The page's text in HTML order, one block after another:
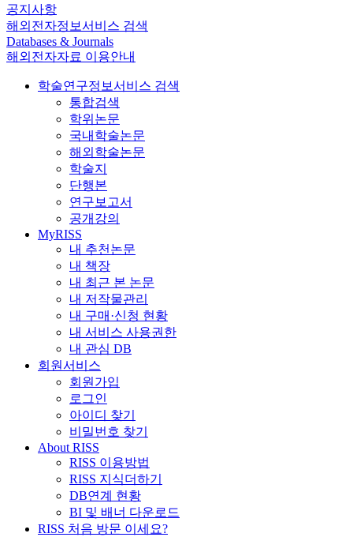
공지사항
해외전자정보서비스 검색
Databases & Journals
해외전자자료 이용안내
학술연구정보서비스 검색
통합검색
학위논문
국내학술논문
해외학술논문
학술지
단행본
연구보고서
공개강의
MyRISS
내 추천논문
내 책장
내 최근 본 논문
내 저작물관리
내 구매·신청 현황
내 서비스 사용권한
내 관심 DB
회원서비스
회원가입
로그인
아이디 찾기
비밀번호 찾기
About RISS
RISS 이용방법
RISS 지식더하기
DB연계 현황
BI 및 배너 다운로드
RISS 처음 방문 이세요?